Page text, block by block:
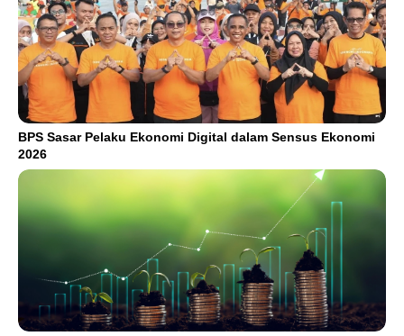
BPS Sasar Pelaku Ekonomi Digital dalam Sensus Ekonomi
2026